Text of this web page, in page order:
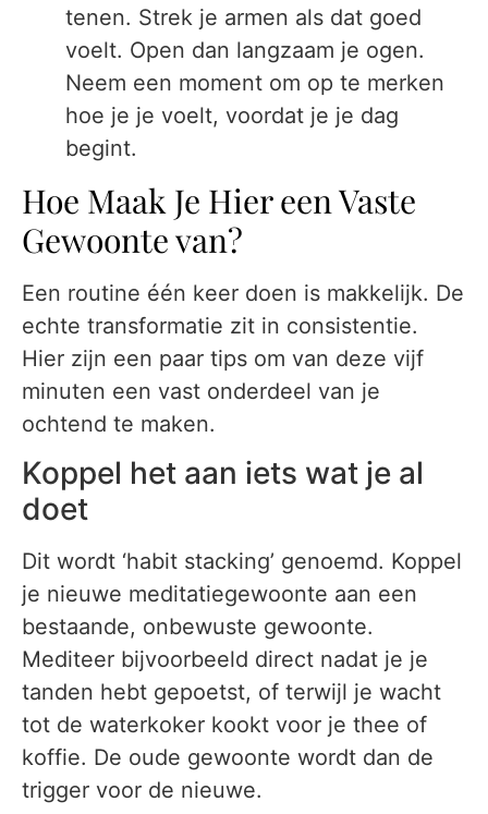
tenen. Strek je armen als dat goed
voelt. Open dan langzaam je ogen.
Neem een moment om op te merken
hoe je je voelt, voordat je je dag
begint.
Hoe Maak Je Hier een Vaste
Gewoonte van?
Een routine één keer doen is makkelijk. De
echte transformatie zit in consistentie.
Hier zijn een paar tips om van deze vijf
minuten een vast onderdeel van je
ochtend te maken.
Koppel het aan iets wat je al
doet
Dit wordt ‘habit stacking’ genoemd. Koppel
je nieuwe meditatiegewoonte aan een
bestaande, onbewuste gewoonte.
Mediteer bijvoorbeeld direct nadat je je
tanden hebt gepoetst, of terwijl je wacht
tot de waterkoker kookt voor je thee of
koffie. De oude gewoonte wordt dan de
trigger voor de nieuwe.